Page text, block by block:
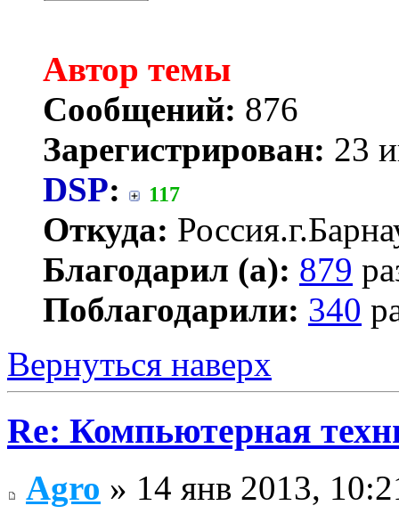
Автор темы
Сообщений: 876
Зарегистрирован: 23
DSP: 117
Откуда:
Благодарил (а): 879
Поблагодарили: 340
Вернуться наверх
Re: Компьютерная
Agro » 14 янв 2013,